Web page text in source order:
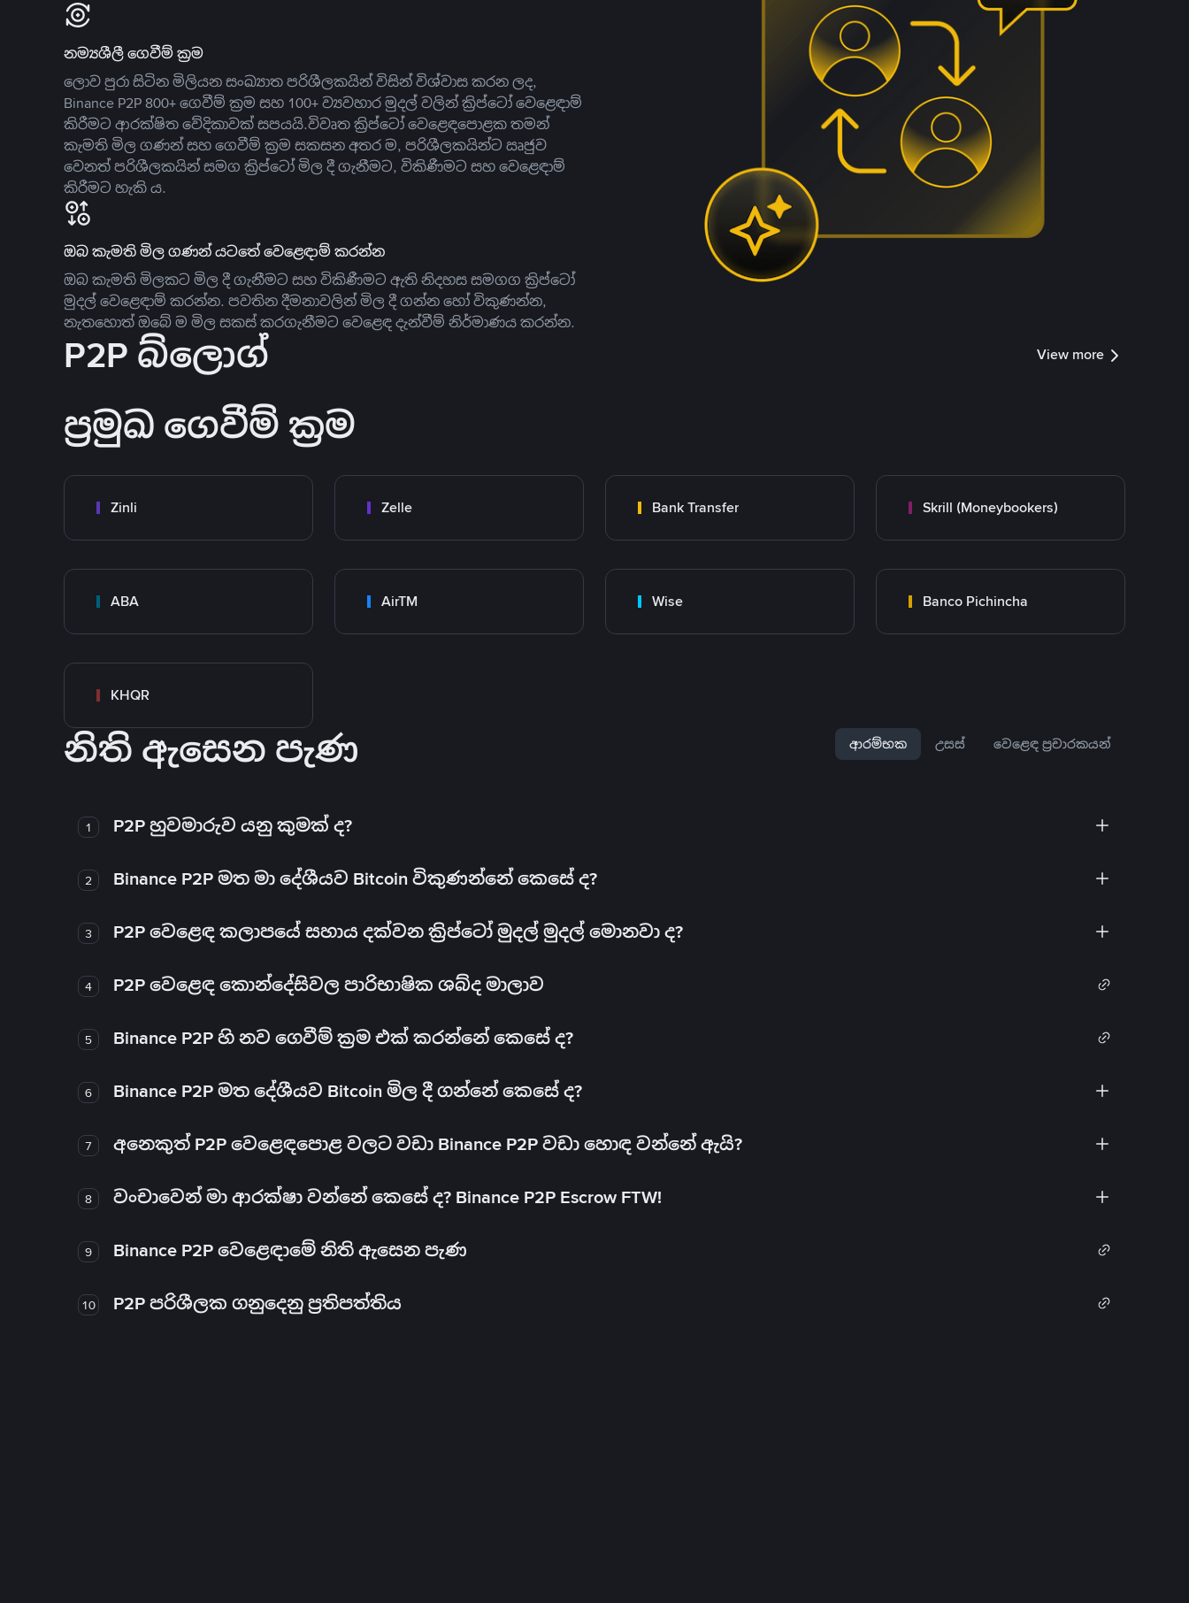
නම්‍යශීලී ගෙවීම් ක්‍රම
ලොව පුරා සිටින මිලියන සංඛ්‍යාත පරිශීලකයින් විසින් විශ්වාස කරන ලද,
Binance P2P 800+ ගෙවීම් ක්‍රම සහ 100+ ව්‍යවහාර මුදල් වලින් ක්‍රිප්ටෝ වෙළෙඳාම්
කිරීමට ආරක්ෂිත වේදිකාවක් සපයයි.විවෘත ක්‍රිප්ටෝ වෙළෙඳපොළක තමන්
කැමති මිල ගණන් සහ ගෙවීම් ක්‍රම සකසන අතර ම, පරිශීලකයින්ට ඍජුව
වෙනත් පරිශීලකයින් සමග ක්‍රිප්ටෝ මිල දී ගැනීමට, විකිණීමට සහ වෙළෙඳාම්
කිරීමට හැකි ය.
ඔබ කැමති මිල ගණන් යටතේ වෙළෙඳාම් කරන්න
ඔබ කැමති මිලකට මිල දී ගැනීමට සහ විකිණීමට ඇති නිදහස සමගග ක්‍රිප්ටෝ
මුදල් වෙළෙඳාම් කරන්න. පවතින දීමනාවලින් මිල දී ගන්න හෝ විකුණන්න,
නැතහොත් ඔබේ ම මිල සකස් කරගැනීමට වෙළෙඳ දැන්වීම් නිර්මාණය කරන්න.
P2P බ්ලොග් View more
ප්‍රමුඛ ගෙවීම් ක්‍රම
Zinli Zelle Bank Transfer Skrill (Moneybookers)
ABA AirTM Wise Banco Pichincha
KHQR
නිති ඇසෙන පැණ ආරම්භක උසස් වෙළෙඳ ප්‍රචාරකයන්
1 P2P හුවමාරුව යනු කුමක් ද?
2 Binance P2P මත මා දේශීයව Bitcoin විකුණන්නේ කෙසේ ද?
3 P2P වෙළෙඳ කලාපයේ සහාය දක්වන ක්‍රිප්ටෝ මුදල් මුදල් මොනවා ද?
4 P2P වෙළෙඳ කොන්දේසිවල පාරිභාෂික ශබ්ද මාලාව
5 Binance P2P හි නව ගෙවීම් ක්‍රම එක් කරන්නේ කෙසේ ද?
6 Binance P2P මත දේශීයව Bitcoin මිල දී ගන්නේ කෙසේ ද?
7 අනෙකුත් P2P වෙළෙඳපොළ වලට වඩා Binance P2P වඩා හොඳ වන්නේ ඇයි?
8 වංචාවෙන් මා ආරක්ෂා වන්නේ කෙසේ ද? Binance P2P Escrow FTW!
9 Binance P2P වෙළෙඳාමේ නිති ඇසෙන පැණ
10 P2P පරිශීලක ගනුදෙනු ප්‍රතිපත්තිය